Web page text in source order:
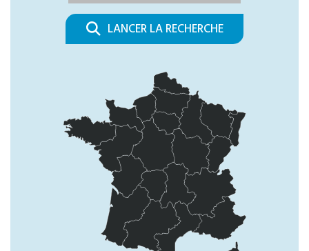
LANCER LA RECHERCHE